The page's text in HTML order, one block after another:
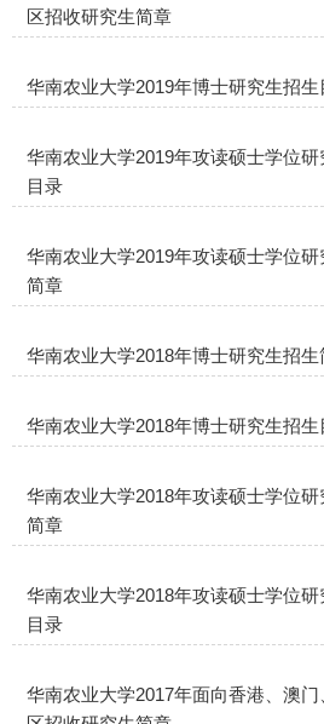
区招收研究生简章
华南农业大学2019年博士研究生招生
华南农业大学2019年攻读硕士学位研
目录
华南农业大学2019年攻读硕士学位研
简章
华南农业大学2018年博士研究生招生
华南农业大学2018年博士研究生招生
华南农业大学2018年攻读硕士学位研
简章
华南农业大学2018年攻读硕士学位研
目录
华南农业大学2017年面向香港、澳